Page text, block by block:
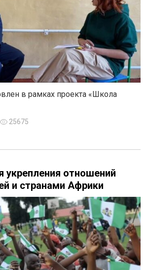
в рамках проекта «Школа
25675
укрепления отношений
и странами Африки